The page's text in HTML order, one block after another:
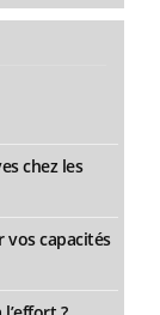
chez les
capacités